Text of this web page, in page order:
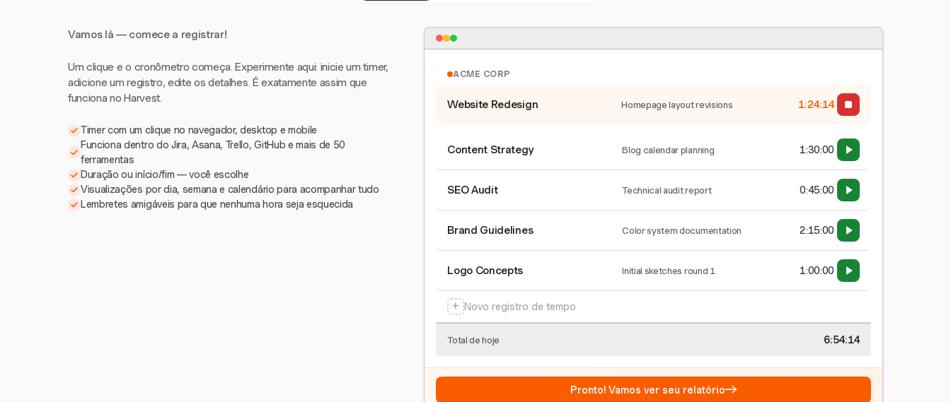
Vamos lá — comece a registrar!
Um clique e o cronômetro começa. Experimente aqui: inicie um timer,
adicione um registro, edite os detalhes. É exatamente assim que
funciona no Harvest.
Timer com um clique no navegador, desktop e mobile
Funciona dentro do Jira, Asana, Trello, GitHub e mais de 50
ferramentas
Duração ou início/fim — você escolhe
Visualizações por dia, semana e calendário para acompanhar tudo
Lembretes amigáveis para que nenhuma hora seja esquecida
ACME CORP
Website Redesign Homepage layout revisions 1:24:14
Content Strategy Blog calendar planning 1:30:00
SEO Audit Technical audit report 0:45:00
Brand Guidelines Color system documentation 2:15:00
Logo Concepts Initial sketches round 1 1:00:00
+ Novo registro de tempo
Total de hoje 6:54:14
Pronto! Vamos ver seu relatório→